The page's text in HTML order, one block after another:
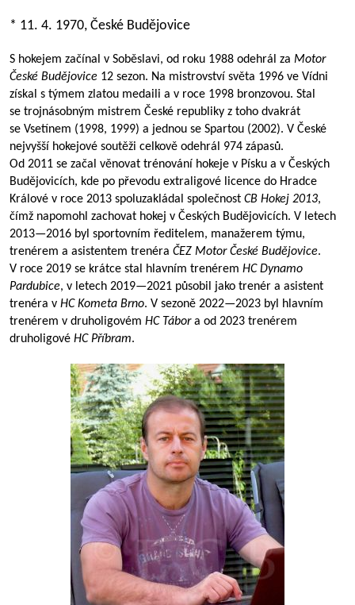
* 11. 4. 1970, České Budějovice
S hokejem začínal v Soběslavi, od roku 1988 odehrál za Motor
České Budějovice 12 sezon. Na mistrovství světa 1996 ve Vídni
získal s týmem zlatou medaili a v roce 1998 bronzovou. Stal
se trojnásobným mistrem České republiky z toho dvakrát
se Vsetínem (1998, 1999) a jednou se Spartou (2002). V České
nejvyšší hokejové soutěži celkově odehrál 974 zápasů.
Od 2011 se začal věnovat trénování hokeje v Písku a v Českých
Budějovicích, kde po převodu extraligové licence do Hradce
Králové v roce 2013 spoluzakládal společnost CB Hokej 2013,
čímž napomohl zachovat hokej v Českých Budějovicích. V letech
2013—2016 byl sportovním ředitelem, manažerem týmu,
trenérem a asistentem trenéra ČEZ Motor České Budějovice.
V roce 2019 se krátce stal hlavním trenérem HC Dynamo
Pardubice, v letech 2019—2021 působil jako trenér a asistent
trenéra v HC Kometa Brno. V sezoně 2022—2023 byl hlavním
trenérem v druholigovém HC Tábora od 2023 trenérem
druholigové HC Příbram.